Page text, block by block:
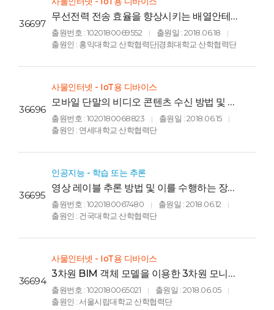
36697
무선전력 전송 효율을 향상시키는 배열안테
나 제어장치 및 제어방법(CONTROL
APPARTUS OF ARRAY ANTENNA FOR
ENHANCING WIRELESS POWER
출원번호 : 1020180069552 | 출원일 : 2018.06.18 |
출원인 : 홍익대학교 산학협력단|경희대학교 산학협력단
36696
사물인터넷 - IoT용 디바이스
모바일 단말의 비디오 콘텐츠 수신 방법 및 장
치(METHOD AND APPARATUS FOR
RECEIVING VIDEO CONTENTS)
출원번호 : 1020180068823 | 출원일 : 2018.06.15 |
출원인 : 연세대학교 산학협력단
36695
인공지능 - 학습 또는 추론
영상 레이블 추론 방법 및 이를 수행하는 장치
들(METHOD OF REASONING VIDEO
LABEL AND APPARATUSES
PERFORMING THE SAME)
출원번호 : 1020180067480 | 출원일 : 2018.06.12 |
출원인 : 건국대학교 산학협력단
36694
사물인터넷 - IoT용 디바이스
3차원 BIM 객체 모델을 이용한 3차원 모니터
링 서버 및 이를 포함하는 3차원 모니터링 시
스템(3D monitoring server using 3D BIM
출원번호 : 1020180065021 | 출원일 : 2018.06.05 |
출원인 : 서울시립대학교 산학협력단